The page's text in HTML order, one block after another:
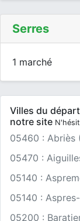
Serres
1 marché
Villes du
notre site
05460 : Abriès
05470 :
05140 :
05200 :